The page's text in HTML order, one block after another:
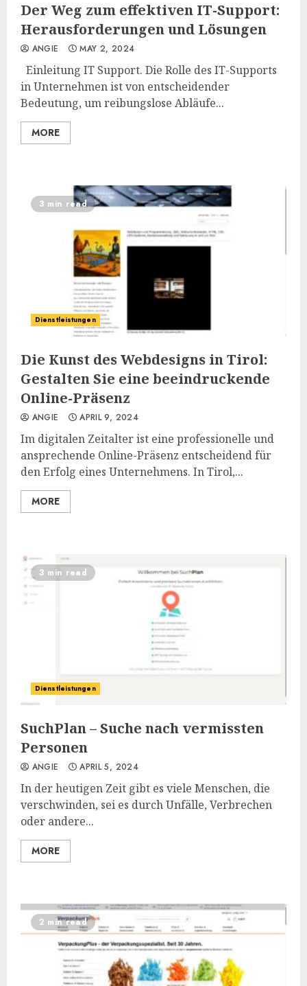
Der Weg zum effektiven IT-Support:
Herausforderungen und Lösungen
ANGIE MAY 2, 2024
Einleitung IT Support. Die Rolle des IT-Supports
in Unternehmen ist von entscheidender
Bedeutung, um reibungslose Abläufe...
MORE
3 min read
Dienstleistungen
Die Kunst des Webdesigns in Tirol:
Gestalten Sie eine beeindruckende
Online-Präsenz
ANGIE APRIL 9, 2024
Im digitalen Zeitalter ist eine professionelle und
ansprechende Online-Präsenz entscheidend für
den Erfolg eines Unternehmens. In Tirol,...
MORE
3 min read
Dienstleistungen
SuchPlan – Suche nach vermissten
Personen
ANGIE APRIL 5, 2024
In der heutigen Zeit gibt es viele Menschen, die
verschwinden, sei es durch Unfälle, Verbrechen
oder andere...
MORE
2 min read